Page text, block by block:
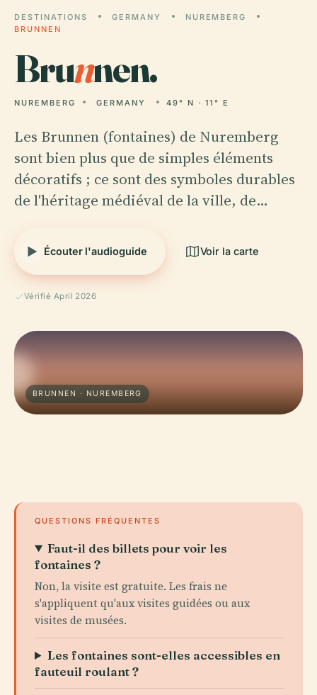
DESTINATIONS GERMANY
NUREMBERG
BRUNNEN
Brunnen.
NUREMBERG GERMANY 49° N · 11° E
Les Brunnen (fontaines) de Nuremberg
sont bien plus que de simples éléments
décoratifs ; ce sont des symboles durables
de l'héritage médiéval de la ville, de…
Écouter l'audioguide Voir la carte
Vérifié April 2026
BRUNNEN · NUREMBERG
QUESTIONS FRÉQUENTES
Faut-il des billets pour voir les
fontaines ?
Non, la visite est gratuite. Les frais ne
s'appliquent qu'aux visites guidées ou aux
visites de musées.
Les fontaines sont-elles accessibles en
fauteuil roulant ?